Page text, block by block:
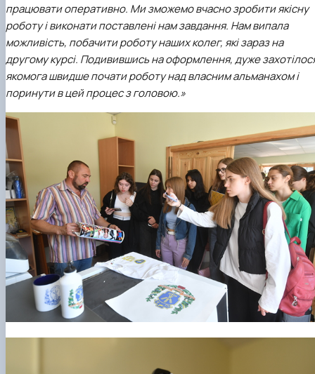
працювати оперативно. Ми зможемо вчасно зробити якісну
роботу і виконати поставлені нам завдання. Нам випала
можливість, побачити роботу наших колег, які зараз на
другому курсі. Подивившись на оформлення, дуже
якомога швидше почати роботу над власним альманахом і
поринути в цей процес з головою.»